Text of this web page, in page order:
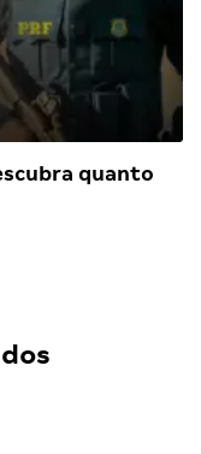
quanto